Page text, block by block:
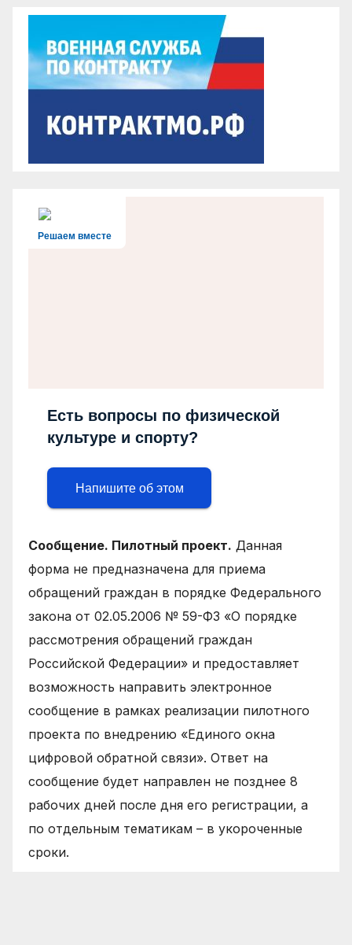
Решаем вместе
Есть вопросы по физической
культуре и спорту?
Напишите об этом
Сообщение. Пилотный проект. Данная
форма не предназначена для приема
обращений граждан в порядке Федерального
закона от 02.05.2006 № 59-ФЗ «О порядке
рассмотрения обращений граждан
Российской Федерации» и предоставляет
возможность направить электронное
сообщение в рамках реализации пилотного
проекта по внедрению «Единого окна
цифровой обратной связи». Ответ на
сообщение будет направлен не позднее 8
рабочих дней после дня его регистрации, а
по отдельным тематикам – в укороченные
сроки.